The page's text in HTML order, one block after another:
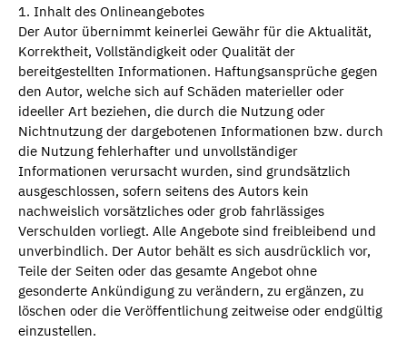
1. Inhalt des Onlineangebotes
Der Autor übernimmt keinerlei Gewähr für die Aktualität,
Korrektheit, Vollständigkeit oder Qualität der
bereitgestellten Informationen. Haftungsansprüche gegen
den Autor, welche sich auf Schäden materieller oder
ideeller Art beziehen, die durch die Nutzung oder
Nichtnutzung der dargebotenen Informationen bzw. durch
die Nutzung fehlerhafter und unvollständiger
Informationen verursacht wurden, sind grundsätzlich
ausgeschlossen, sofern seitens des Autors kein
nachweislich vorsätzliches oder grob fahrlässiges
Verschulden vorliegt. Alle Angebote sind freibleibend und
unverbindlich. Der Autor behält es sich ausdrücklich vor,
Teile der Seiten oder das gesamte Angebot ohne
gesonderte Ankündigung zu verändern, zu ergänzen, zu
löschen oder die Veröffentlichung zeitweise oder endgültig
einzustellen.